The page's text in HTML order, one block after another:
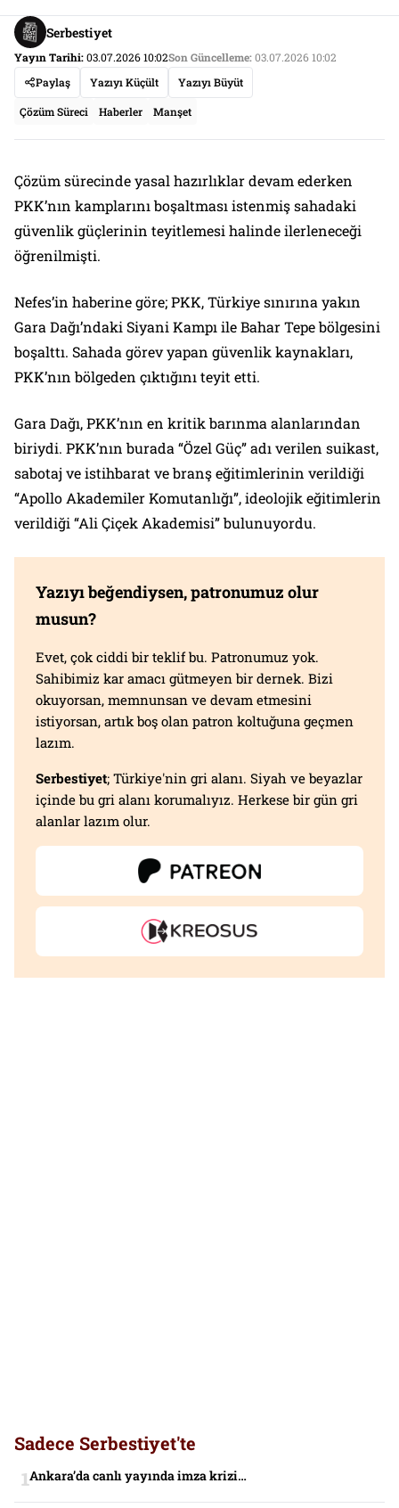
Serbestiyet
Yayın Tarihi:03.07.2026 10:02Son Güncelleme:03.07.2026 10:02
Paylaş
Yazıyı Küçült Yazıyı Büyüt
Çözüm Süreci Haberler Manşet
Çözüm sürecinde yasal hazırlıklar devam ederken
PKK’nın kamplarını boşaltması istenmiş sahadaki
güvenlik güçlerinin teyitlemesi halinde ilerleneceği
öğrenilmişti.
Nefes’in haberine göre; PKK, Türkiye sınırına yakın
Gara Dağı’ndaki Siyani Kampı ile Bahar Tepe bölgesini
boşalttı. Sahada görev yapan güvenlik kaynakları,
PKK’nın bölgeden çıktığını teyit etti.
Gara Dağı, PKK’nın en kritik barınma alanlarından
biriydi. PKK’nın burada “Özel Güç” adı verilen suikast,
sabotaj ve istihbarat ve branş eğitimlerinin verildiği
“Apollo Akademiler Komutanlığı”, ideolojik eğitimlerin
verildiği “Ali Çiçek Akademisi” bulunuyordu.
Yazıyı beğendiysen, patronumuz olur
musun?
Evet, çok ciddi bir teklif bu. Patronumuz yok.
Sahibimiz kar amacı gütmeyen bir dernek. Bizi
okuyorsan, memnunsan ve devam etmesini
istiyorsan, artık boş olan patron koltuğuna geçmen
lazım.
Serbestiyet; Türkiye'nin gri alanı. Siyah ve beyazlar
içinde bu gri alanı korumalıyız. Herkese bir gün gri
alanlar lazım olur.
Sadece Serbestiyet'te
Ankara’da canlı yayında imza krizi…